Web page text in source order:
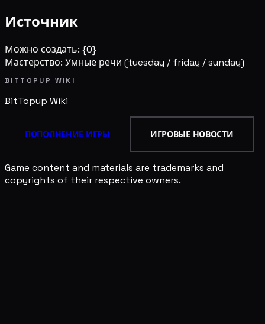
Источник
Можно создать: {0}
Мастерство: Умные речи (tuesday / friday / sunday)
BITTOPUP WIKI
BitTopup Wiki
ПОПОЛНЕНИЕ ИГРЫ ИГРОВЫЕ НОВОСТИ
Game content and materials are trademarks and
copyrights of their respective owners.